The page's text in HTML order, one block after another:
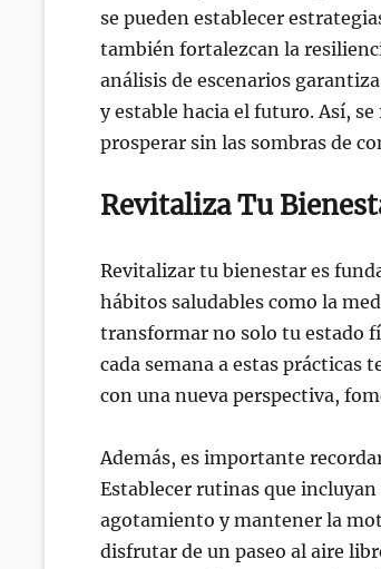
se pueden establecer
también fortalezcan la
análisis de escenarios
y estable hacia el futuro. Así,
prosperar sin las sombras de
Revitaliza Tu
Revitalizar tu bienestar es
hábitos saludables como la
transformar no solo tu estado
cada semana a estas
con una nueva perspectiva,
Además, es importante
Establecer rutinas que
agotamiento y mantener la
disfrutar de un paseo al aire